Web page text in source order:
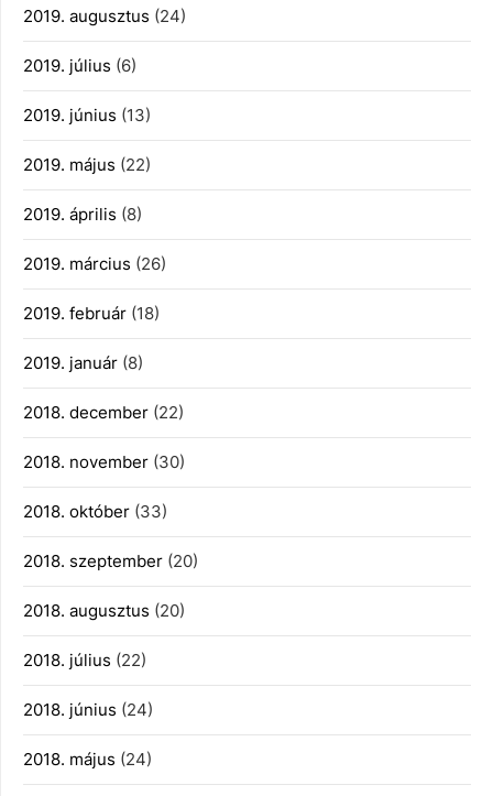
2019. augusztus (24)
2019. július (6)
2019. június (13)
2019. május (22)
2019. április (8)
2019. március (26)
2019. február (18)
2019. január (8)
2018. december (22)
2018. november (30)
2018. október (33)
2018. szeptember (20)
2018. augusztus (20)
2018. július (22)
2018. június (24)
2018. május (24)